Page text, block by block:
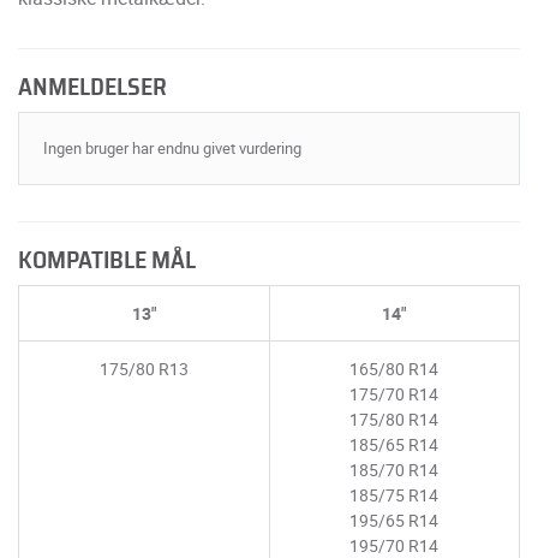
ANMELDELSER
Ingen bruger har endnu givet vurdering
KOMPATIBLE MÅL
13"
175/80 R13
14"
165/80 R14
175/70 R14
175/80 R14
185/65 R14
185/70 R14
185/75 R14
195/65 R14
195/70 R14